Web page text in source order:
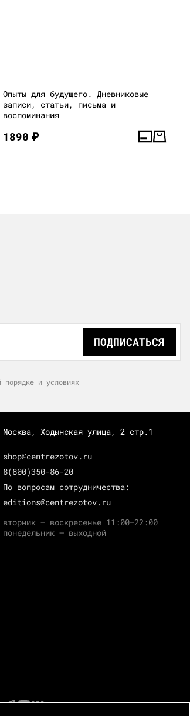
Опыты для будущего. Дневниковые
записи, статьи, письма и
воспоминания
1890₽
ПОДПИСАТЬСЯ
и условиях
Москва, Ходынская улица, 2 стр.1
shop@centrezotov.ru
8(800)350-86-20
По вопросам сотрудничества:
editions@centrezotov.ru
вторник — воскресенье 11:00–22:00
понедельник — выходной